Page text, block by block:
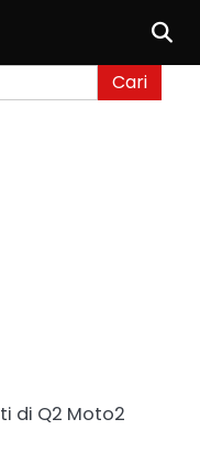
di Q2 Moto2